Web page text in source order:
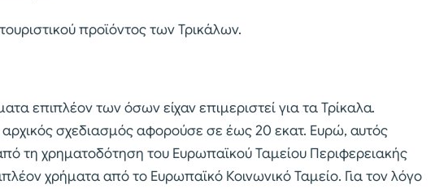
προϊόντος των Τρικάλων.
επιπλέον των όσων είχαν επιμεριστεί για τα Τρίκαλα.
σχεδιασμός αφορούσε σε έως 20 εκατ. Ευρώ, αυτός
τη χρηματοδότηση του Ευρωπαϊκού Ταμείου Περιφερειακής
χρήματα από το Ευρωπαϊκό Κοινωνικό Ταμείο. Για τον λόγο